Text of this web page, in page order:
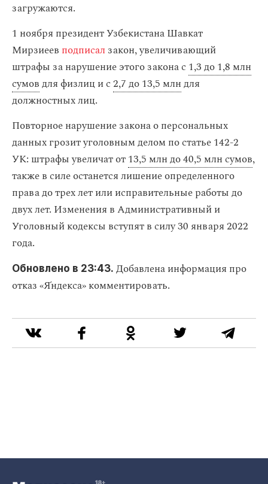
загружаются.
1 ноября президент Узбекистана Шавкат
Мирзиеев подписал закон, увеличивающий
штрафы за нарушение этого закона с1,3 до 1,8 млн
сумовдля физлиц и с2,7 до 13,5 млндля
должностных лиц.
Повторное нарушение закона о персональных
данных грозит уголовным делом по статье 142-2
УК: штрафы увеличат от13,5 млн до 40,5 млн сумов,
также в силе останется лишение определенного
права до трех лет или исправительные работы до
двух лет. Изменения в Административный и
Уголовный кодексы вступят в силу 30 января 2022
года.
Обновлено в 23:43. Добавлена информация про
отказ «Я́ндекса» комментировать.